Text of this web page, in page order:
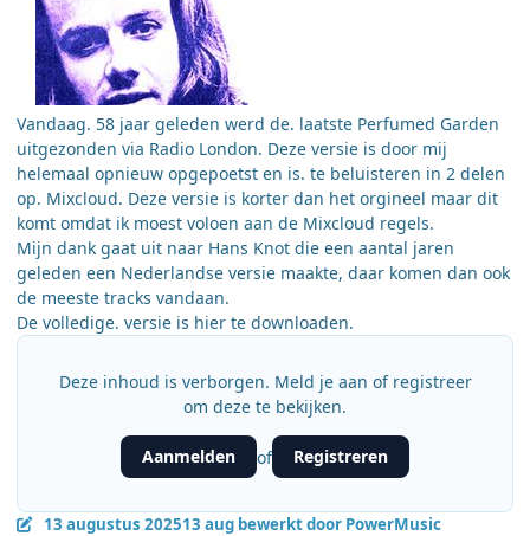
Vandaag. 58 jaar geleden werd de. laatste Perfumed Garden
uitgezonden via Radio London. Deze versie is door mij
helemaal opnieuw opgepoetst en is. te beluisteren in 2 delen
op. Mixcloud. Deze versie is korter dan het orgineel maar dit
komt omdat ik moest voloen aan de Mixcloud regels.
Mijn dank gaat uit naar Hans Knot die een aantal jaren
geleden een Nederlandse versie maakte, daar komen dan ook
de meeste tracks vandaan.
De volledige. versie is hier te downloaden.
Deze inhoud is verborgen. Meld je aan of registreer
om deze te bekijken.
Aanmelden of Registreren
13 augustus 202513 augbewerkt door PowerMusic